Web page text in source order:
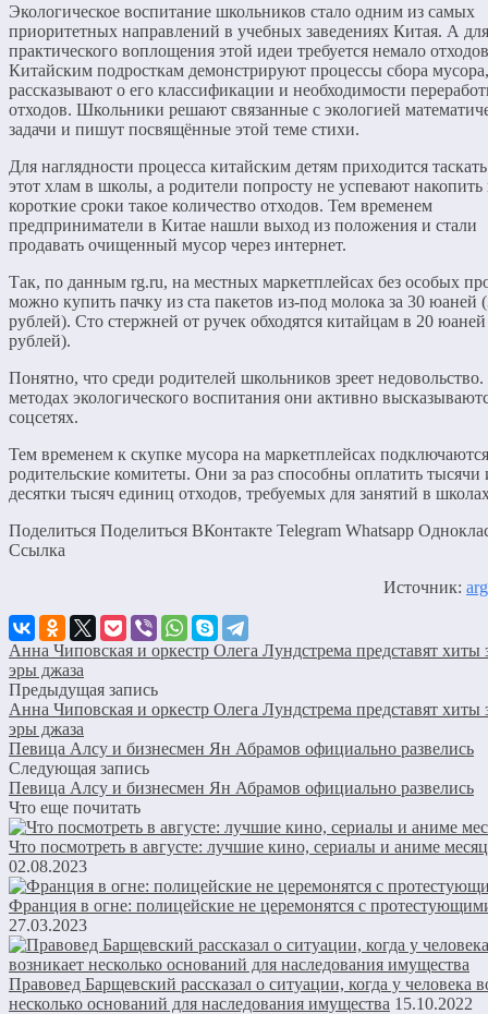
Экологическое воспитание школьников стало одним из самых
приоритетных направлений в учебных заведениях Китая. А для
практического воплощения этой идеи требуется немало
Китайским подросткам демонстрируют процессы сбора мусора,
рассказывают о его классификации и необходимости
отходов. Школьники решают связанные с экологией
задачи и пишут посвящённые этой теме стихи.
Для наглядности процесса китайским детям приходится
этот хлам в школы, а родители попросту не успевают накопить
короткие сроки такое количество отходов. Тем временем
предприниматели в Китае нашли выход из положения и стали
продавать очищенный мусор через интернет.
Так, по данным rg.ru, на местных маркетплейсах без особых
можно купить пачку из ста пакетов из-под молока за 30 юаней
рублей). Сто стержней от ручек обходятся китайцам в 20
рублей).
Понятно, что среди родителей школьников зреет
методах экологического воспитания они активно
соцсетях.
Тем временем к скупке мусора на маркетплейсах подключаются
родительские комитеты. Они за раз способны оплатить тысячи
десятки тысяч единиц отходов, требуемых для занятий в
Поделиться Поделиться ВКонтакте Telegram Whatsapp
Cсылка
Источник:
Анна Чиповская и оркестр Олега Лундстрема представят хиты
эры джаза
Предыдущая запись
Анна Чиповская и оркестр Олега Лундстрема представят хиты
эры джаза
Певица Алсу и бизнесмен Ян Абрамов официально развелись
Следующая запись
Певица Алсу и бизнесмен Ян Абрамов официально развелись
Что еще почитать
Что посмотреть в августе: лучшие кино, сериалы и аниме
02.08.2023
Франция в огне: полицейские не церемонятся с
27.03.2023
Правовед Барщевский рассказал о ситуации, когда у человека
несколько оснований для наследования имущества 15.10.2022